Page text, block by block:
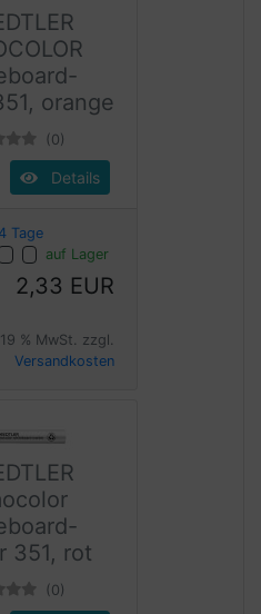
orange
(0)
Details
Tage
auf Lager
2,33 EUR
% MwSt. zzgl.
Versandkosten
351, rot
(0)